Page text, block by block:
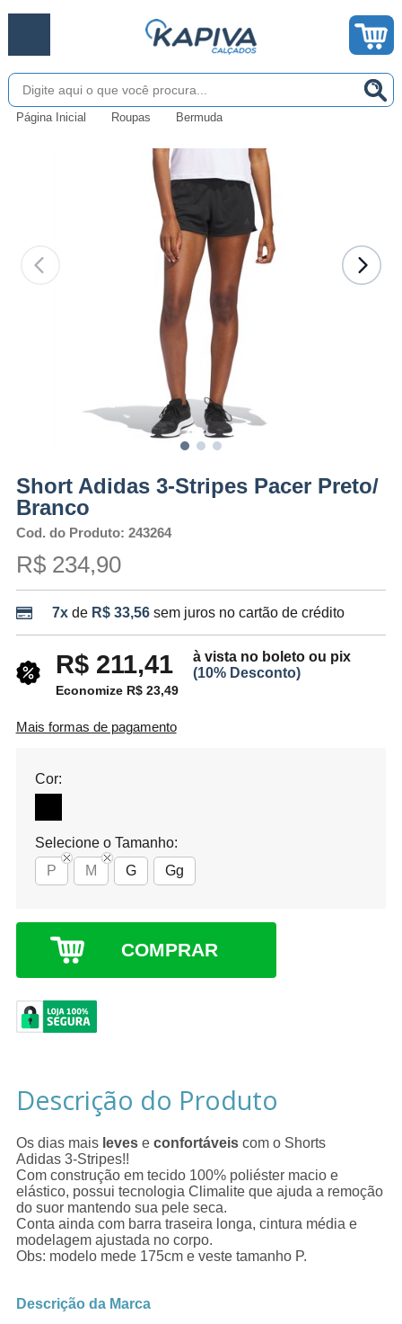
Página Inicial Roupas Bermuda
Short Adidas 3-Stripes Pacer Preto/
Branco
Cod. do Produto: 243264
R$ 234,90
7xde R$ 33,56 sem juros no cartão de crédito
R$ 211,41
à vista no boleto ou pix
(10% Desconto)
Economize R$ 23,49
Mais formas de pagamento
Cor:
Selecione o Tamanho:
P
M G Gg
COMPRAR
Descrição do Produto
Os dias mais leves e confortáveis com o Shorts
Adidas 3-Stripes!!
Com construção em tecido 100% poliéster macio e
elástico, possui tecnologia Climalite que ajuda a remoção
do suor mantendo sua pele seca.
Conta ainda com barra traseira longa, cintura média e
modelagem ajustada no corpo.
Obs: modelo mede 175cm e veste tamanho P.
Descrição da Marca